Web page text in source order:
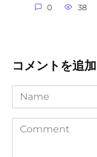
0 38
コメントを追加
Name
Comment